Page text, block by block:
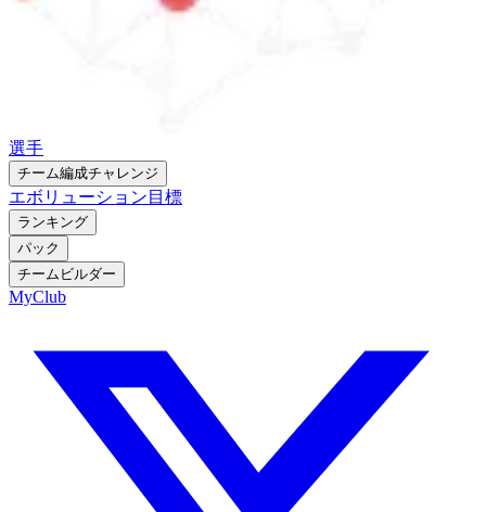
選手
チーム編成チャレンジ
エボリューション 目標
ランキング
パック
チームビルダー
MyClub